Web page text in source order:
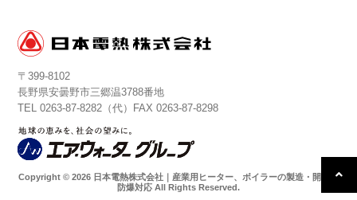
〒399-8102
長野県安曇野市三郷温3788番地
TEL0263-87-8282 （代）FAX 0263-87-8298
Copyright © 2026 日本電熱株式会社｜産業用ヒーター、ボイラーの製造・開発・
防爆対応 All Rights Reserved.